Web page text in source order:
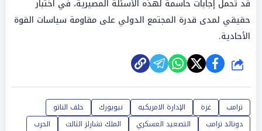
قد تحمل إجابات حاسمة لهذه الأسئلة المصيرية، في اختبار
حقيقي لمدى قدرة المجتمع الدولي على مقاومة سياسات القوة
الأحادية.
شارك
ترامب غزة الإدارة الامريكيه نيويورك
حلف الناتو
دونالد ترامب
التصعيد العسكري الملك تشارلز الثالث
الحرب